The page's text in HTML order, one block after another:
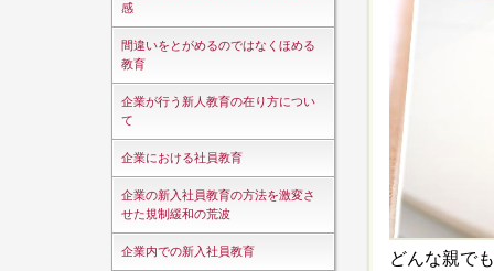
感
間違いをとがめるのではなくほめる
教育
企業が行う新人教育の在り方につい
て
企業における社員教育
企業の新入社員教育の方法を激変さ
せた規制緩和の荒波
企業内での新入社員教育
どんな親で